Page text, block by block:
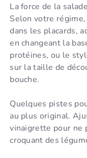
La force de la
Selon votre
dans les placards,
en changeant la
protéines, ou le
sur la taille de
bouche.
Quelques pistes
au plus original.
vinaigrette pour ne
croquant des